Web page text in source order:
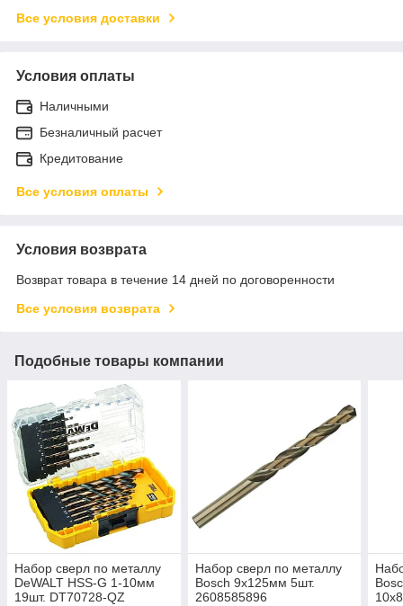
Все условия доставки
Условия оплаты
Наличными
Безналичный расчет
Кредитование
Все условия оплаты
Условия возврата
Возврат товара в течение 14 дней по договоренности
Все условия возврата
Подобные товары компании
Набор сверл по металлу
DeWALT HSS-G 1-10мм
19шт. DT70728-QZ
Набор сверл по металлу
Bosch 9х125мм 5шт.
2608585896